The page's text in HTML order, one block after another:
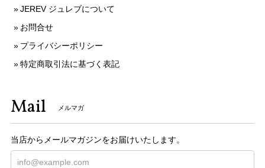
JEREV ジュレブについて
お問合せ
プライバシーポリシー
特定商取引法に基づく表記
Mail メルマガ
当店からメールマガジンをお届けいたします。